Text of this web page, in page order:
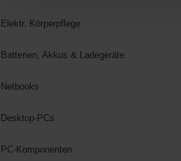
Elektr. Körperpflege
Batterien, Akkus & Ladegeräte
Netbooks
Desktop-PCs
PC-Komponenten